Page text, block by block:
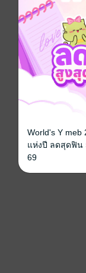
World's Y
แห่งปี ลดสุดฟิน
69